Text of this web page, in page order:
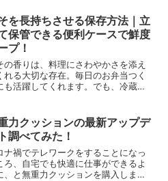
場、岩手の岩鋳のものでした。お湯
かしてお茶お入れてみ...
を長持ちさせる保存方法｜立
保管できる便利ケースで鮮度
プ！
の香りは、料理にさわやかさを添え
れる大切な存在。毎日のお弁当つく
も活躍してくれます。でも、冷蔵庫
れるのが、100均で見つけた「しそを
て保存できるケー...
力クッションの最新アップデ
調べてみた！
ナ禍でテレワークをすることになっ
ろ、自宅でも快適に仕事ができるよ
、と無重力クッションを購入しまし